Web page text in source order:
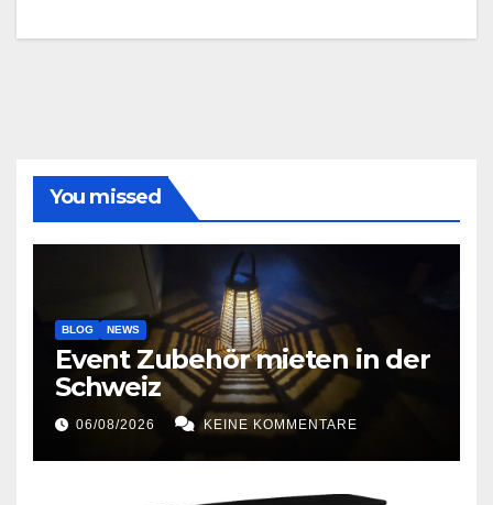
You missed
BLOG NEWS
Event Zubehör mieten in der
Schweiz
06/08/2026 KEINE KOMMENTARE